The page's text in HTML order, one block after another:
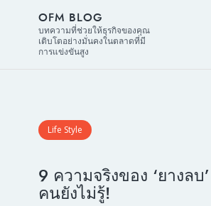
OFM BLOG
บทความที่ช่วยให้ธุรกิจของคุณ
เติบโตอย่างมั่นคงในตลาดที่มี
การแข่งขันสูง
Life Style
9 ความจริงของ ‘ยางลบ
คนยังไม่รู้!